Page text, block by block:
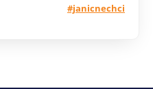
#janicnechci